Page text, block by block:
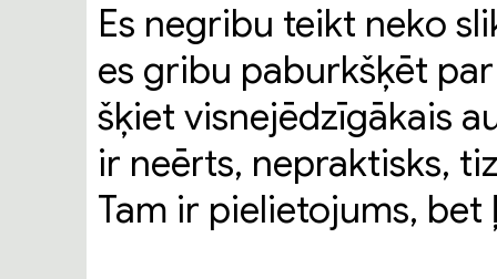
Es negribu teikt neko
es gribu paburkšķēt
šķiet visnejēdzīgākais
ir neērts, nepraktisks,
Tam ir pielietojums,